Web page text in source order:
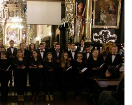
Rekrutacja
Fundacja
organowy
LAOM